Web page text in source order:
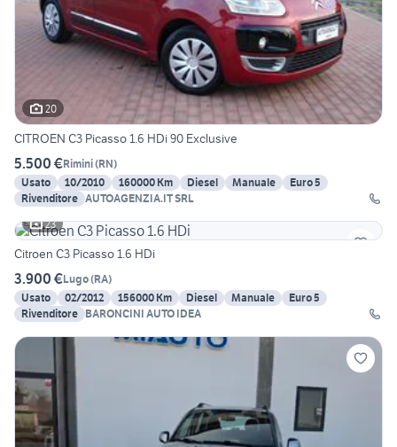
20
CITROEN C3 Picasso 1.6 HDi 90 Exclusive
5.500 €Rimini(RN)
Usato
10/2010 160000 Km Diesel Manuale
Euro 5
Rivenditore AUTOAGENZIA.IT SRL
23
Citroen C3 Picasso 1.6 HDi
3.900 €Lugo(RA)
Usato
02/2012 156000 Km Diesel Manuale
Euro 5
Rivenditore BARONCINI AUTO IDEA